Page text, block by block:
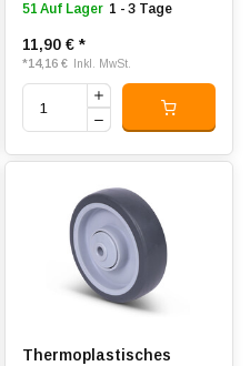
51 Auf Lager 1 - 3 Tage
11,90 € *
*14,16 € Inkl. MwSt.
Thermoplastisches